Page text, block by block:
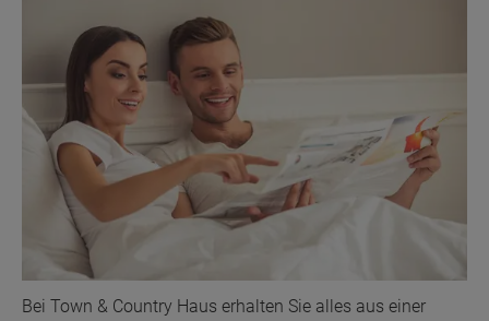
Bei Town & Country Haus erhalten Sie alles aus einer